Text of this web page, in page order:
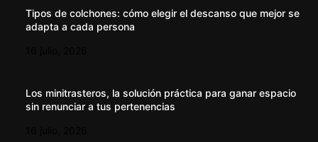
Tipos de colchones: cómo elegir el descanso que mejor se
adapta a cada persona
Los minitrasteros, la solución práctica para ganar espacio
sin renunciar a tus pertenencias